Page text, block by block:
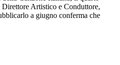
Artistico e Conduttore,
a giugno conferma che